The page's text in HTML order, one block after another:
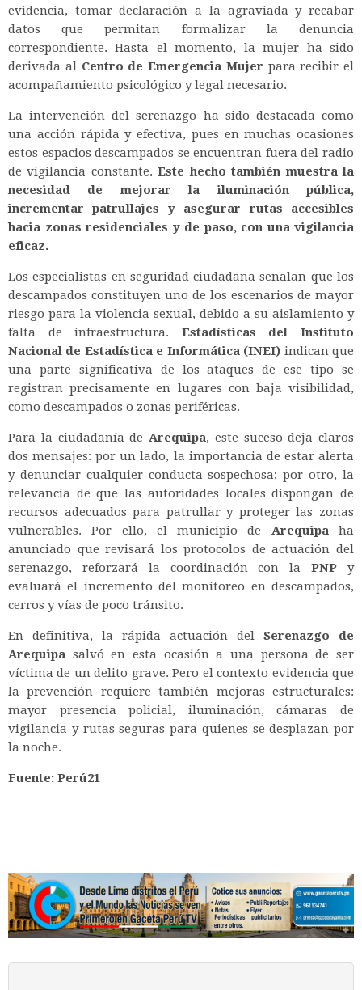
evidencia, tomar declaración a la agraviada y recabar
datos que permitan formalizar la denuncia
correspondiente. Hasta el momento, la mujer ha sido
derivada al Centro de Emergencia Mujer para recibir el
acompañamiento psicológico y legal necesario.
La intervención del serenazgo ha sido destacada como
una acción rápida y efectiva, pues en muchas ocasiones
estos espacios descampados se encuentran fuera del radio
de vigilancia constante.Este hecho también muestra la
necesidad de mejorar la iluminación pública,
incrementar patrullajes y asegurar rutas accesibles
hacia zonas residenciales y de paso, con una vigilancia
eficaz.
Los especialistas en seguridad ciudadana señalan que los
descampados constituyen uno de los escenarios de mayor
riesgo para la violencia sexual, debido a su aislamiento y
falta de infraestructura. Estadísticas del Instituto
Nacional de Estadística e Informática (INEI) indican que
una parte significativa de los ataques de ese tipo se
registran precisamente en lugares con baja visibilidad,
como descampados o zonas periféricas.
Para la ciudadanía de Arequipa, este suceso deja claros
dos mensajes: por un lado, la importancia de estar alerta
y denunciar cualquier conducta sospechosa; por otro, la
relevancia de que las autoridades locales dispongan de
recursos adecuados para patrullar y proteger las zonas
vulnerables. Por ello, el municipio de Arequipaha
anunciado que revisará los protocolos de actuación del
serenazgo, reforzará la coordinación con laPNP y
evaluará el incremento del monitoreo en descampados,
cerros y vías de poco tránsito.
En definitiva, la rápida actuación del Serenazgo de
Arequipa salvó en esta ocasión a una persona de ser
víctima de un delito grave. Pero el contexto evidencia que
la prevención requiere también mejoras estructurales:
mayor presencia policial, iluminación, cámaras de
vigilancia y rutas seguras para quienes se desplazan por
la noche.
Fuente: Perú21